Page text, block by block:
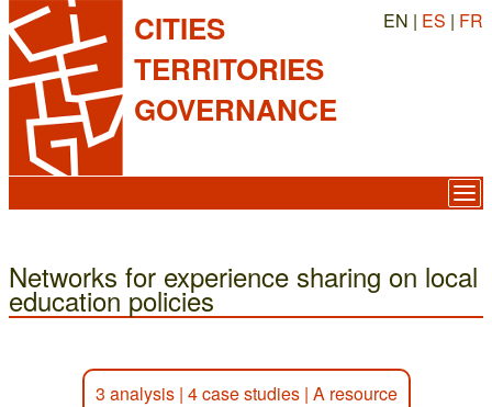
CITIES
TERRITORIES
GOVERNANCE
EN | ES | FR
Networks for experience sharing on local
education policies
3 analysis| 4 case studies| A resource